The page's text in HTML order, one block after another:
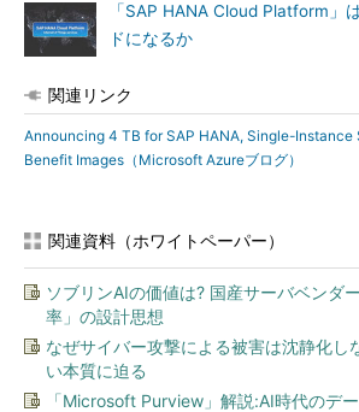
「SAP HANA Cloud Platform」
ドになるか
関連リンク
Announcing 4 TB for SAP HANA, Single-Instance
Benefit Images（Microsoft Azureブログ）
関連資料（ホワイトペーパー）
ソブリンAIの価値は? 国産サーバベンダ
率」の設計思想
なぜサイバー攻撃による被害は沈静化し
い本質に迫る
「Microsoft Purview」解説:AI時代のデ